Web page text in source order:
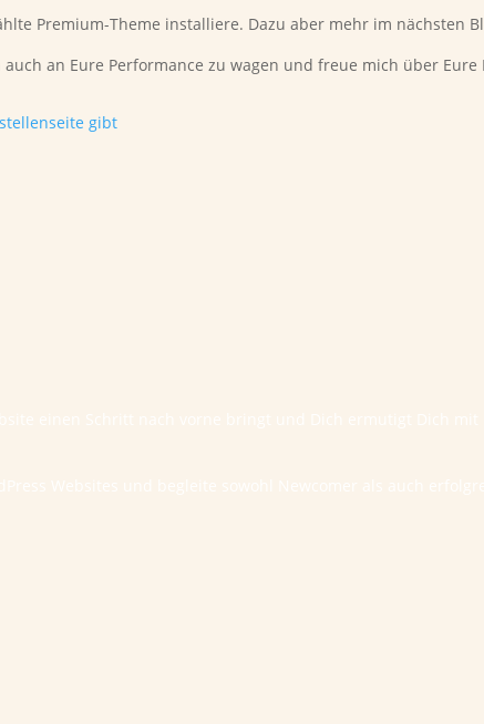
Premium-Theme installiere. Dazu aber mehr im nächsten
an Eure Performance zu wagen und freue mich über
gibt